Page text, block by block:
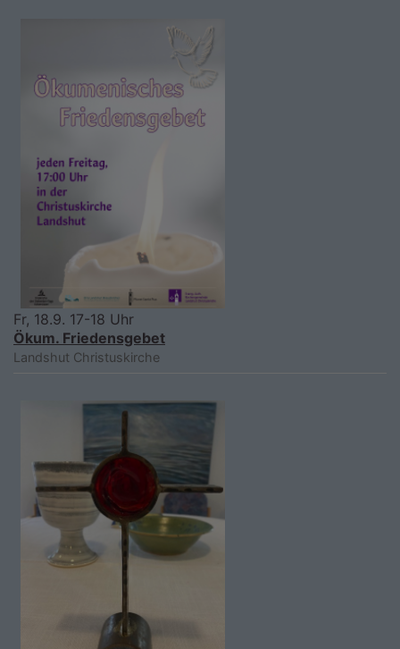
Fr, 18.9. 17-18 Uhr
Ökum. Friedensgebet
Landshut Christuskirche